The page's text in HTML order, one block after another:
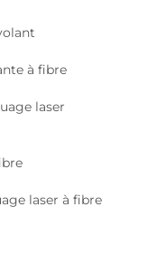
à fibre
laser
laser à fibre